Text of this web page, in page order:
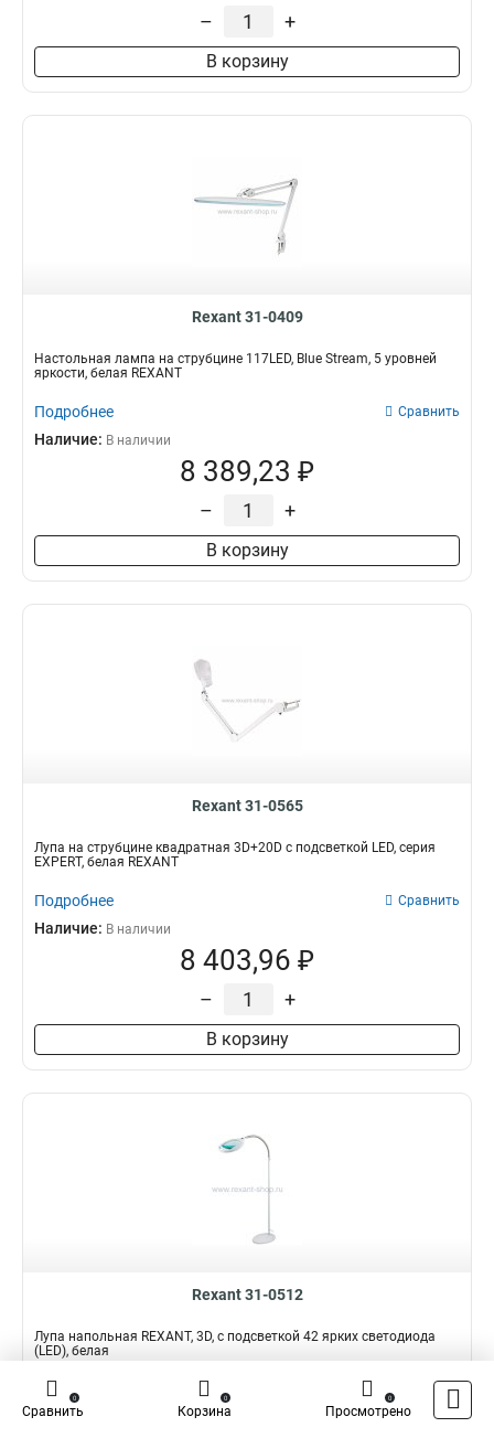
– +
В корзину
Rexant 31-0409
Настольная лампа на струбцине 117LED, Blue Stream, 5 уровней
яркости, белая REXANT
Подробнее Сравнить
Наличие: В наличии
8 389,23 ₽
– +
В корзину
Rexant 31-0565
Лупа на струбцине квадратная 3D+20D с подсветкой LED, серия
EXPERT, белая REXANT
Подробнее Сравнить
Наличие: В наличии
8 403,96 ₽
– +
В корзину
Rexant 31-0512
Лупа напольная REXANT, 3D, с подсветкой 42 ярких светодиода
(LED), белая
Подробнее Сравнить
Наличие:
Сравнить
0
Корзина
0
Просмотрено
0